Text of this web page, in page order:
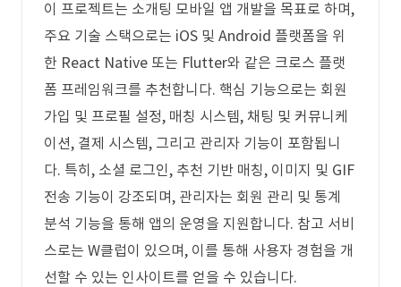
이 프로젝트는 소개팅 모바일 앱 개발을 목표로 하며,
주요 기술 스택으로는 iOS 및 Android 플랫폼을 위
한 React Native 또는 Flutter와 같은 크로스 플랫
폼 프레임워크를 추천합니다. 핵심 기능으로는 회원
가입 및 프로필 설정, 매칭 시스템, 채팅 및 커뮤니케
이션, 결제 시스템, 그리고 관리자 기능이 포함됩니
다. 특히, 소셜 로그인, 추천 기반 매칭, 이미지 및 GIF
전송 기능이 강조되며, 관리자는 회원 관리 및 통계
분석 기능을 통해 앱의 운영을 지원합니다. 참고 서비
스로는 W클럽이 있으며, 이를 통해 사용자 경험을 개
선할 수 있는 인사이트를 얻을 수 있습니다.